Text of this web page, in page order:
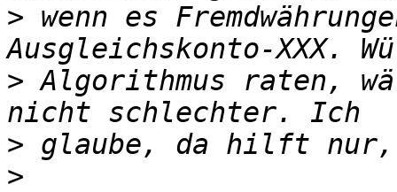
> wenn es
> Algorithmus raten,
>
>